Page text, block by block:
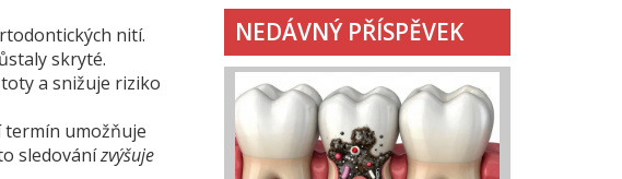
nití.
skryté.
a snižuje riziko
termín umožňuje
sledovánízvýšuje
NEDÁVNÝ PŘÍSPĚVEK